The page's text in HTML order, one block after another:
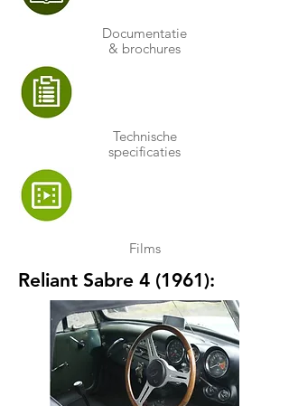
Documentatie
& brochures
Technische
specificaties
Films
Reliant Sabre 4 (1961):